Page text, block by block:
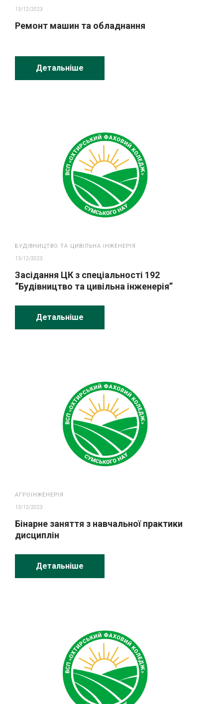
13/12/2023
Ремонт машин та обладнання
Детальніше
БУДІВНИЦТВО ТА ЦИВІЛЬНА ІНЖЕНЕРІЯ
13/12/2023
Засідання ЦК з спеціальності 192
“Будівництво та цивільна інженерія”
Детальніше
АГРОІНЖЕНЕРІЯ
13/12/2023
Бінарне заняття з навчальної практики
дисциплін
Детальніше